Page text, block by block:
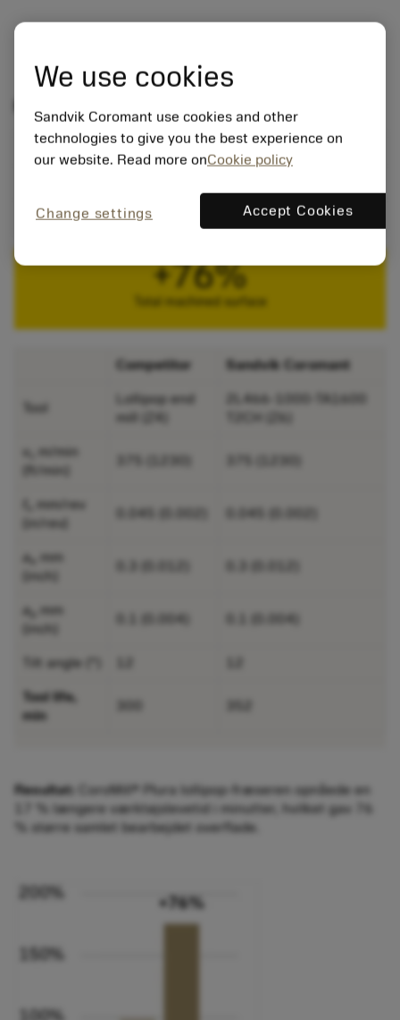
Performance test: Titanium
Material:
S4.2.Z.AN (Ti64Al4V)
Coolant:
Emulsion
+76%
Competitor Sandvik Coromant
Tool
Lollipop end
mill (Z4)
v
m/min
(ft/min)
mm/rev
(in/rev)
a
mm
(inch)
a
mm
(inch)
Tilt angle (°)
Tool life,
min
Resultat:
CoroMill® Plura lollipop-fræseren opnåede en
17 % længere værktøjslevetid i minutter, hvilket gav 76
% større samlet bearbejdet overflade.
We use cookies
Sandvik Coromant use cookies and other
technologies to give you the best experience on
our website. Read more onCookie policy
Change settings Accept Cookies